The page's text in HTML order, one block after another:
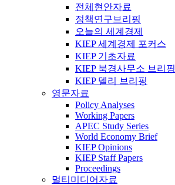
전체현안자료
정책연구브리핑
오늘의 세계경제
KIEP 세계경제 포커스
KIEP 기초자료
KIEP 북경사무소 브리핑
KIEP 델리 브리핑
영문자료
Policy Analyses
Working Papers
APEC Study Series
World Economy Brief
KIEP Opinions
KIEP Staff Papers
Proceedings
멀티미디어자료